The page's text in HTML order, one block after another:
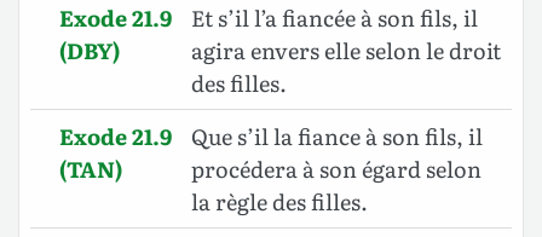
Exode 21.9
(DBY)
Et s’il l’a fiancée à son fils, il
agira envers elle selon le droit
des filles.
Exode 21.9
(TAN)
Que s’il la fiance à son fils, il
procédera à son égard selon
la règle des filles.